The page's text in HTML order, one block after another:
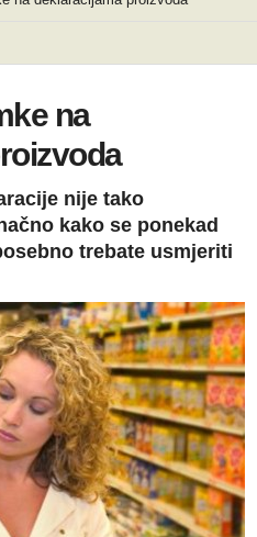
na
nije tako
kako se ponekad
trebate usmjeriti